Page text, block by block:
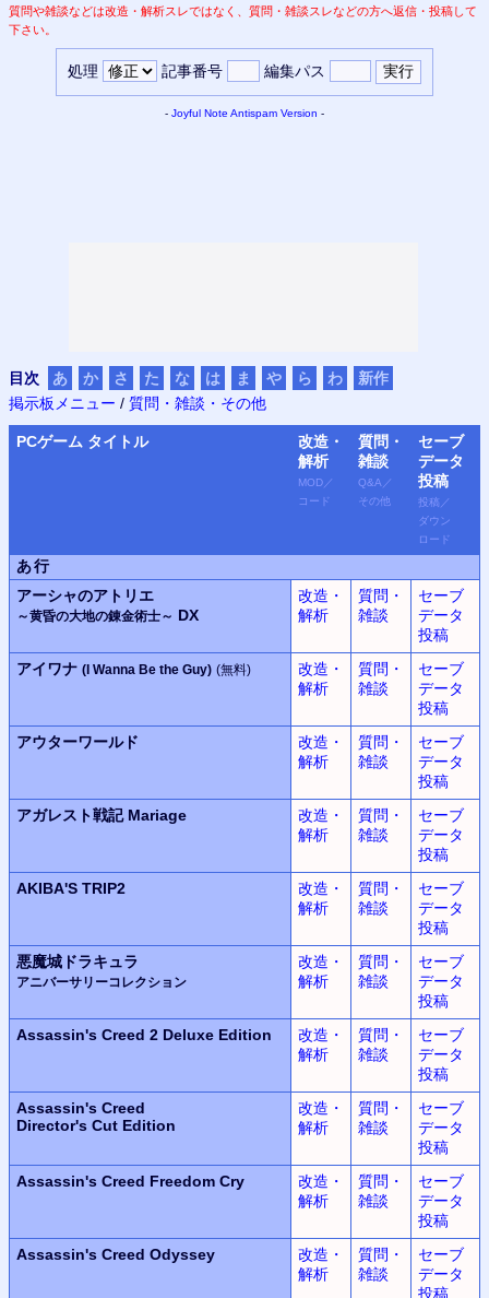
質問や雑談などは改造・解析スレではなく、質問・雑談スレなどの方へ返信・投稿して
下さい。
処理 記事番号 編集パス
- Joyful Note Antispam Version -
目次 あ か さ た な は ま や ら わ
新作
掲示板メニュー / 質問・雑談・その他
PCゲーム タイトル
改造・
解析
MOD ／
コード
質問・
雑談
Q&A ／
その他
セーブ
データ
投稿
投稿 ／
ダウン
ロード
あ行
アーシャのアトリエ
～黄昏の大地の錬金術士～ DX
改造・
解析
質問・
雑談
セーブ
データ
投稿
アイワナ (I Wanna Be the Guy) (無料)
改造・
解析
質問・
雑談
セーブ
データ
投稿
アウターワールド
改造・
解析
質問・
雑談
セーブ
データ
投稿
アガレスト戦記 Mariage
改造・
解析
質問・
雑談
セーブ
データ
投稿
AKIBA'S TRIP2
改造・
解析
質問・
雑談
セーブ
データ
投稿
悪魔城ドラキュラ
アニバーサリーコレクション
改造・
解析
質問・
雑談
セーブ
データ
投稿
Assassin's Creed 2 Deluxe Edition
改造・
解析
質問・
雑談
セーブ
データ
投稿
Assassin's Creed
Director's Cut Edition
改造・
解析
質問・
雑談
セーブ
データ
投稿
Assassin's Creed Freedom Cry
改造・
解析
質問・
雑談
セーブ
データ
投稿
Assassin's Creed Odyssey
改造・
解析
質問・
雑談
セーブ
データ
投稿